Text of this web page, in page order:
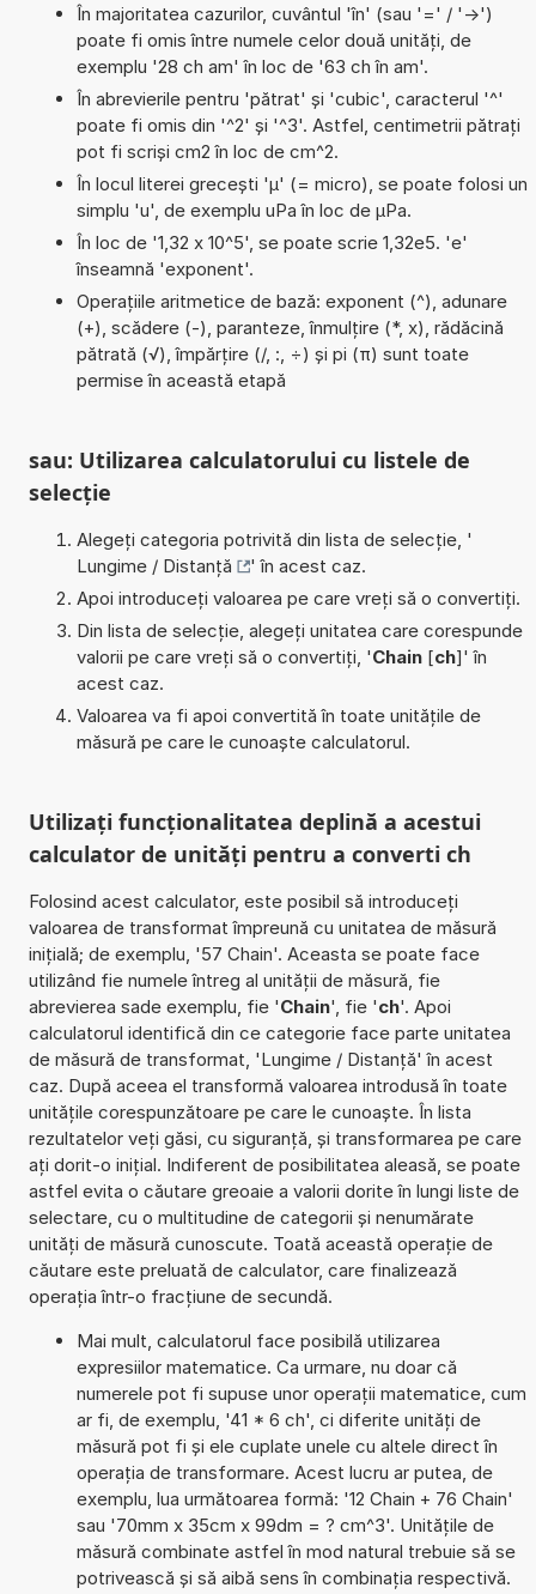
În majoritatea cazurilor, cuvântul 'în' (sau '=' / '->')
poate fi omis între numele celor două unități, de
exemplu '28 ch am' în loc de '63 ch în am'.
În abrevierile pentru 'pătrat' și 'cubic', caracterul '^'
poate fi omis din '^2' și '^3'. Astfel, centimetrii pătrați
pot fi scriși cm2 în loc de cm^2.
În locul literei grecești 'µ' (= micro), se poate folosi un
simplu 'u', de exemplu uPa în loc de µPa.
În loc de '1,32 x 10^5', se poate scrie 1,32e5. 'e'
înseamnă 'exponent'.
Operațiile aritmetice de bază: exponent (^), adunare
(+), scădere (-), paranteze, înmulțire (*, x), rădăcină
pătrată (√), împărțire (/, :, ÷) și pi (π) sunt toate
permise în această etapă
sau: Utilizarea calculatorului cu listele de
selecție
Alegeți categoria potrivită din lista de selecție, '
Lungime / Distanță
' în acest caz.
Apoi introduceți valoarea pe care vreți să o convertiți.
Din lista de selecție, alegeți unitatea care corespunde
valorii pe care vreți să o convertiți, 'Chain[ch]' în
acest caz.
Valoarea va fi apoi convertită în toate unitățile de
măsură pe care le cunoaște calculatorul.
Utilizați funcționalitatea deplină a acestui
calculator de unități pentru a converti ch
Folosind acest calculator, este posibil să introduceți
valoarea de transformat împreună cu unitatea de măsură
inițială; de exemplu, '57 Chain'. Aceasta se poate face
utilizând fie numele întreg al unității de măsură, fie
abrevierea sade exemplu, fie 'Chain', fie 'ch'. Apoi
calculatorul identifică din ce categorie face parte unitatea
de măsură de transformat, 'Lungime / Distanță' în acest
caz. După aceea el transformă valoarea introdusă în toate
unitățile corespunzătoare pe care le cunoaște. În lista
rezultatelor veți găsi, cu siguranță, și transformarea pe care
ați dorit-o inițial. Indiferent de posibilitatea aleasă, se poate
astfel evita o căutare greoaie a valorii dorite în lungi liste de
selectare, cu o multitudine de categorii și nenumărate
unități de măsură cunoscute. Toată această operație de
căutare este preluată de calculator, care finalizează
operația într-o fracțiune de secundă.
Mai mult, calculatorul face posibilă utilizarea
expresiilor matematice. Ca urmare, nu doar că
numerele pot fi supuse unor operații matematice, cum
ar fi, de exemplu, '41 * 6 ch', ci diferite unități de
măsură pot fi și ele cuplate unele cu altele direct în
operația de transformare. Acest lucru ar putea, de
exemplu, lua următoarea formă: '12 Chain + 76 Chain'
sau '70mm x 35cm x 99dm = ? cm^3'. Unitățile de
măsură combinate astfel în mod natural trebuie să se
potrivească și să aibă sens în combinația respectivă.